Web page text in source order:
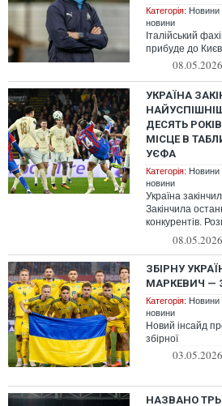
Категорія: Новини
новини
Італійський
прибуде до
УКРАЇНА
ДЕСЯТЬ
МІСЦЕ В
УЄФА
Категорія: Новини
новини
Україна
Закінчила
конкурентів.
ЗБІРНУ
МАРКЕВИЧ —
Категорія: Новини
новини
Новий інсайд
збірної
НАЗВАНО